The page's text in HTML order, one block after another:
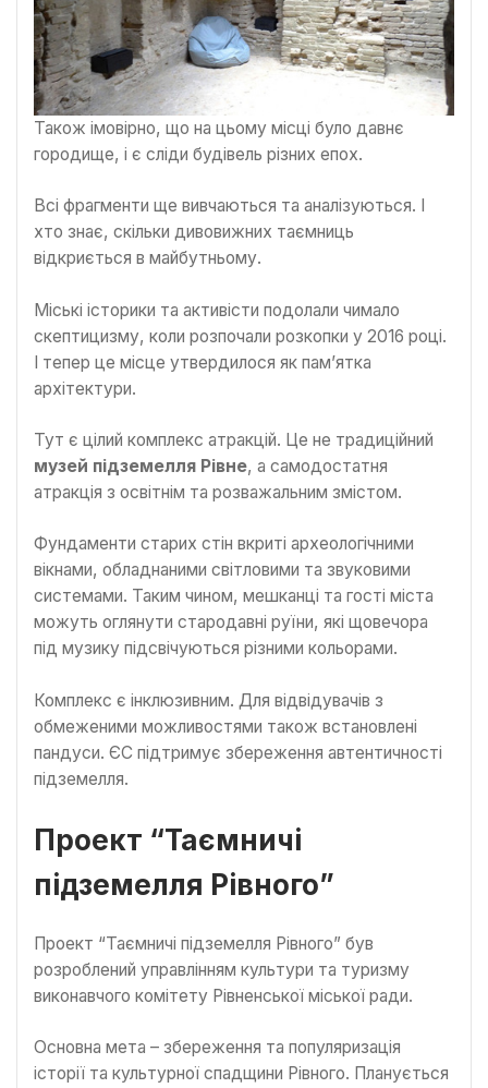
Також імовірно, що на цьому місці було давнє
городище, і є сліди будівель різних епох.
Всі фрагменти ще вивчаються та аналізуються. І
хто знає, скільки дивовижних таємниць
відкриється в майбутньому.
Міські історики та активісти подолали чимало
скептицизму, коли розпочали розкопки у 2016 році.
І тепер це місце утвердилося як пам’ятка
архітектури.
Тут є цілий комплекс атракцій. Це не традиційний
музей підземелля Рівне, а самодостатня
атракція з освітнім та розважальним змістом.
Фундаменти старих стін вкриті археологічними
вікнами, обладнаними світловими та звуковими
системами. Таким чином, мешканці та гості міста
можуть оглянути стародавні руїни, які щовечора
під музику підсвічуються різними кольорами.
Комплекс є інклюзивним. Для відвідувачів з
обмеженими можливостями також встановлені
пандуси. ЄС підтримує збереження автентичності
підземелля.
Проект “Таємничі
підземелля Рівного”
Проект “Таємничі підземелля Рівного” був
розроблений управлінням культури та туризму
виконавчого комітету Рівненської міської ради.
Основна мета – збереження та популяризація
історії та культурної спадщини Рівного. Планується